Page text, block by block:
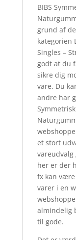
BIBS
grund af
kategorien
Singles –
godt at du
sikre dig
vare. Du
andre har
et stort
her er der
fx kan
varer i en
almindelig
til gode.